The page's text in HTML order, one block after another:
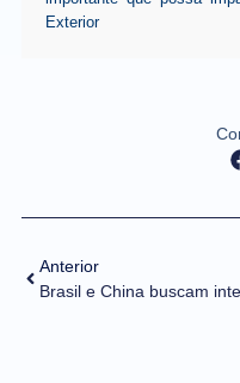
Exterior
Anterior